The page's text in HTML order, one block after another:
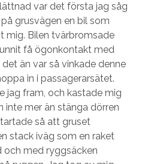
var det första jag såg
grusvägen en bil som
mig. Bilen tvärbromsade
få ögonkontakt med
än var så vinkade denne
in i passagerarsätet.
jag fram, och kastade mig
inte mer än stänga dörren
så att gruset
stack iväg som en raket
med ryggsäcken